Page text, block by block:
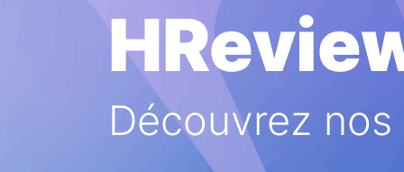
Découvrez